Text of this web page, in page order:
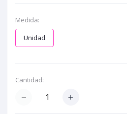
Medida:
Unidad
Cantidad: